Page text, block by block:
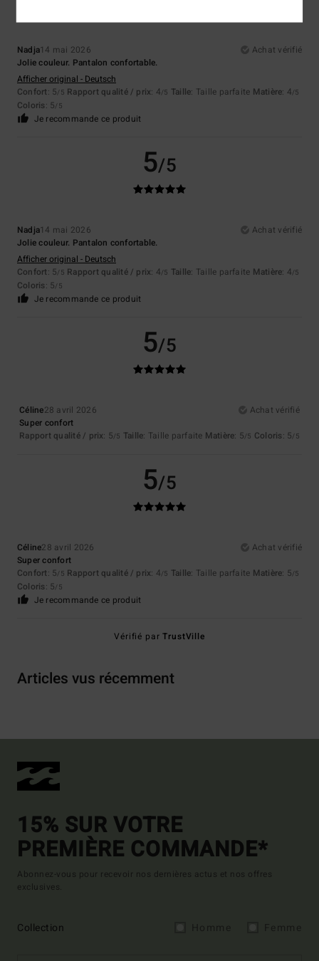
Nadja14 mai 2026
Achat vérifié
Jolie couleur. Pantalon confortable.
Afficher original - Deutsch
Confort: 5/5 Rapport qualité / prix: 4/5 Taille: Taille parfaite Matière: 4/5
Coloris: 5/5
Je recommande ce produit
5/5
Nadja14 mai 2026
Achat vérifié
Jolie couleur. Pantalon confortable.
Afficher original - Deutsch
Confort: 5/5 Rapport qualité / prix: 4/5 Taille: Taille parfaite Matière: 4/5
Coloris: 5/5
Je recommande ce produit
5/5
Céline28 avril 2026
Achat vérifié
Super confort
Rapport qualité / prix: 5/5 Taille: Taille parfaite Matière: 5/5 Coloris: 5/5
5/5
Céline28 avril 2026
Achat vérifié
Super confort
Confort: 5/5 Rapport qualité / prix: 4/5 Taille: Taille parfaite Matière: 5/5
Coloris: 5/5
Je recommande ce produit
Vérifié parTrustVille
Articles vus récemment
15% SUR VOTRE
PREMIÈRE COMMANDE*
Abonnez-vous pour recevoir nos dernières actus et nos offres
exclusives.
Collection